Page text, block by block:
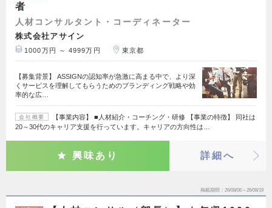
者
人材コンサルタント・コーディネーター
株式会社アサイン
1000万円 ～ 4999万円 東京都
【募集背景】 ASSIGNの認知率が急激に高まる中で、より深
くサービスを理解してもらうためのブランディング戦略や効
率的な広…
会社概要
【事業内容】 ■人材紹介・コーチング・研修 【事業の特徴】 同社は
20～30代のキャリア支援を行っています。キャリアの方向性は…
興味あり 詳細へ
掲載期間 26/08/06～26/08/19